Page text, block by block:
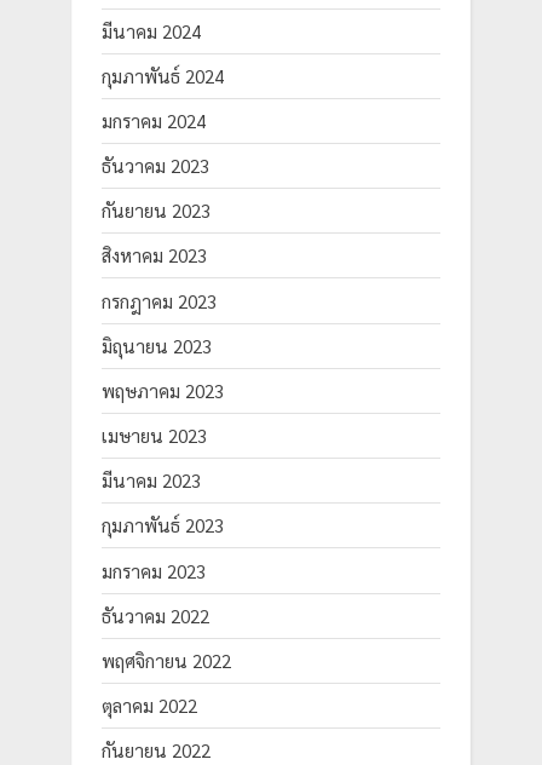
มีนาคม 2024
กุมภาพันธ์ 2024
มกราคม 2024
ธันวาคม 2023
กันยายน 2023
สิงหาคม 2023
กรกฎาคม 2023
มิถุนายน 2023
พฤษภาคม 2023
เมษายน 2023
มีนาคม 2023
กุมภาพันธ์ 2023
มกราคม 2023
ธันวาคม 2022
พฤศจิกายน 2022
ตุลาคม 2022
กันยายน 2022